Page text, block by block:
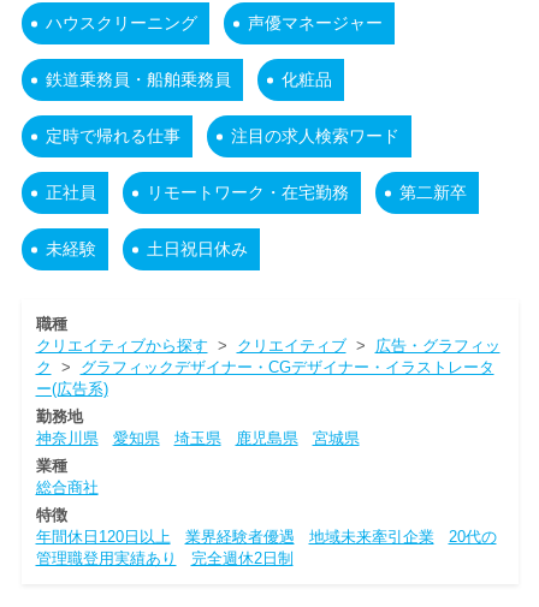
ハウスクリーニング 声優マネージャー
鉄道乗務員・船舶乗務員 化粧品
定時で帰れる仕事 注目の求人検索ワード
正社員 リモートワーク・在宅勤務 第二新卒
未経験 土日祝日休み
職種
クリエイティブから探す > クリエイティブ> 広告・グラフィッ
ク > グラフィックデザイナー・CGデザイナー・イラストレータ
ー(広告系)
勤務地
神奈川県
愛知県 埼玉県 鹿児島県
宮城県
業種
総合商社
特徴
年間休日120日以上
業界経験者優遇 地域未来牽引企業
20代の
管理職登用実績あり
完全週休2日制